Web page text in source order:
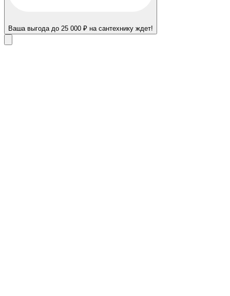
Ваша выгода до 25 000 ₽ на сантехнику ждет!